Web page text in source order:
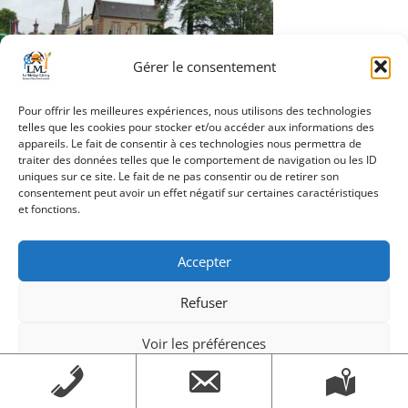
Gérer le consentement
Pour offrir les meilleures expériences, nous utilisons des technologies
telles que les cookies pour stocker et/ou accéder aux informations des
appareils. Le fait de consentir à ces technologies nous permettra de
traiter des données telles que le comportement de navigation ou les ID
uniques sur ce site. Le fait de ne pas consentir ou de retirer son
consentement peut avoir un effet négatif sur certaines caractéristiques
et fonctions.
Accepter
Refuser
Voir les préférences
Mentions légalesMentions légales
Navigation
de
l’article
2023_08_mai
|Mentions légales